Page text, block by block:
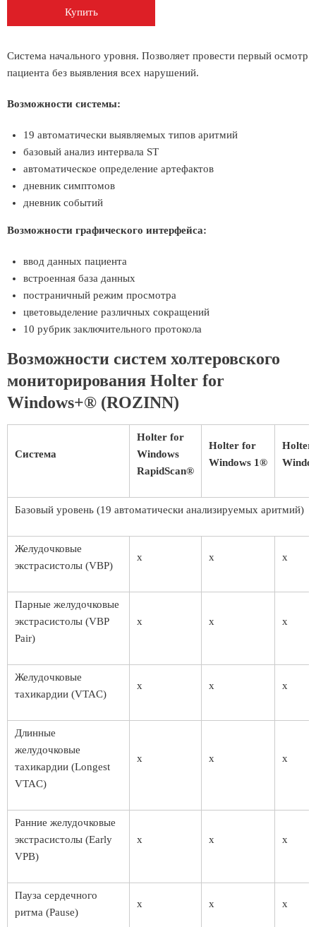
Купить
Система начального уровня. Позволяет провести первый осмотр
пациента без выявления всех нарушений.
Возможности системы:
19 автоматически выявляемых типов аритмий
базовый анализ интервала ST
автоматическое определение артефактов
дневник симптомов
дневник событий
Возможности графического интерфейса:
ввод данных пациента
встроенная база данных
постраничный режим просмотра
цветовыделение различных сокращений
10 рубрик заключительного протокола
Возможности систем холтеровского
мониторирования Holter for
Windows+® (ROZINN)
Система
Holter for
Windows
RapidScan®
Holter for
Windows 1®
Holter
Базовый уровень (19 автоматически анализируемых аритмий)
Желудочковые
экстрасистолы (VBP)
x x x
Парные желудочковые
экстрасистолы (VBP
Pair)
x x x
Желудочковые
тахикардии (VTAC)
x x x
Длинные
желудочковые
тахикардии (Longest
VTAC)
x x x
Ранние желудочковые
экстрасистолы (Early
VPB)
x x x
Пауза сердечного
ритма (Pause)
x x x